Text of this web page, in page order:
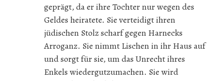
geprägt, da er ihre Tochter nur wegen des
Geldes heiratete. Sie verteidigt ihren
jüdischen Stolz scharf gegen Harnecks
Arroganz. Sie nimmt Lischen in ihr Haus auf
und sorgt für sie, um das Unrecht ihres
Enkels wiedergutzumachen. Sie wird